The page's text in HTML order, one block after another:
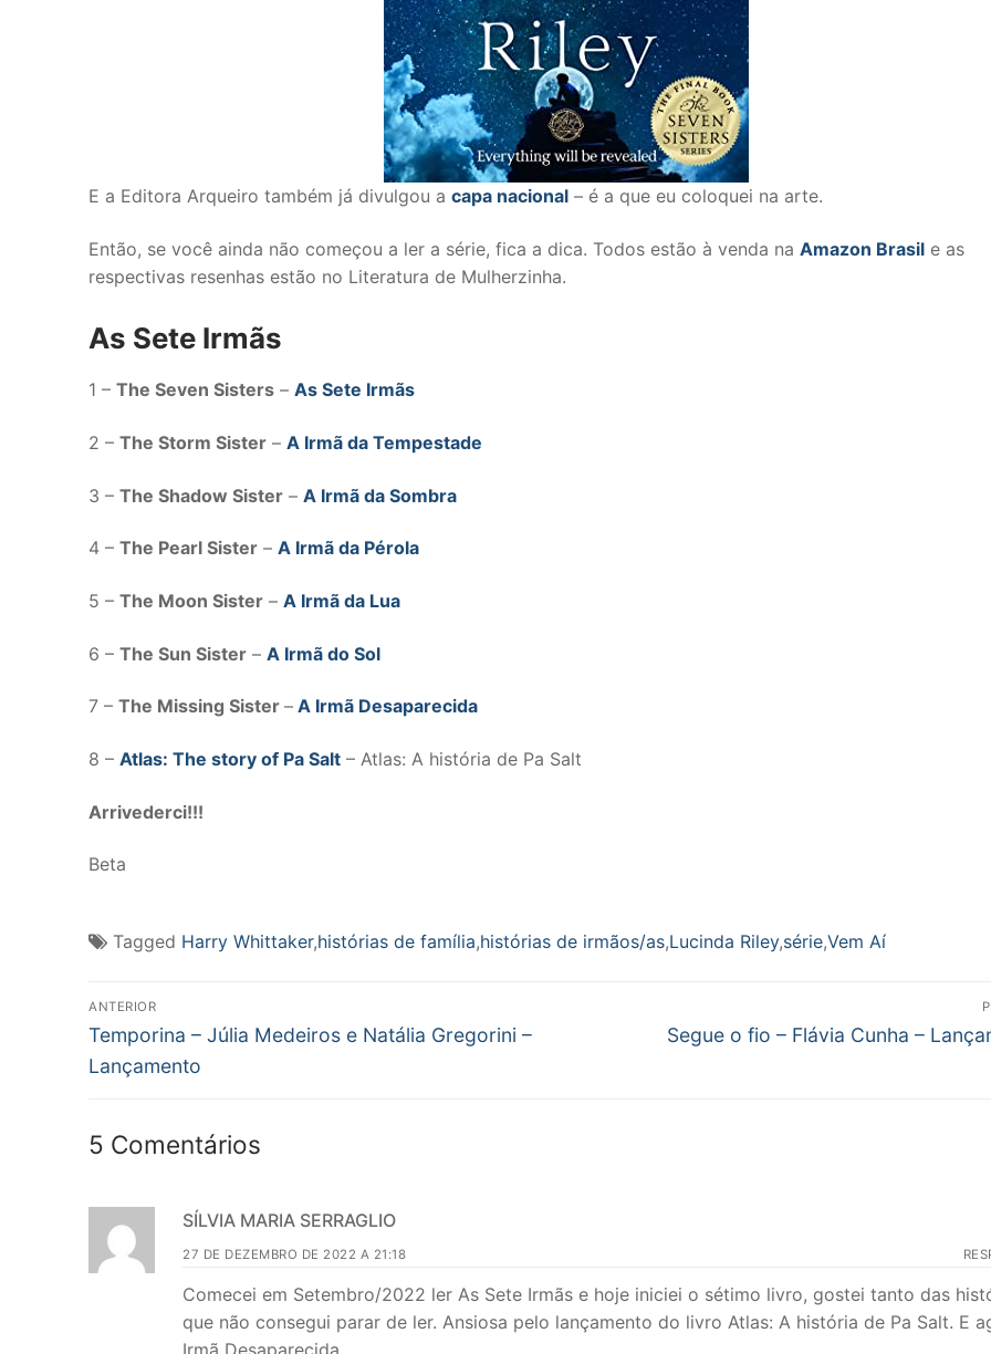
E a Editora Arqueiro também já divulgou a capa nacional – é a que eu coloquei na arte.
Então, se você ainda não começou a ler a série, fica a dica. Todos estão à venda na Amazon Brasil e as
respectivas resenhas estão no Literatura de Mulherzinha.
As Sete Irmãs
1 – The Seven Sisters – As Sete Irmãs
2 – The Storm Sister – A Irmã da Tempestade
3 – The Shadow Sister – A Irmã da Sombra
4 – The Pearl Sister – A Irmã da Pérola
5 – The Moon Sister – A Irmã da Lua
6 – The Sun Sister – A Irmã do Sol
7 – The Missing Sister – A Irmã Desaparecida
8 – Atlas: The story of Pa Salt – Atlas: A história de Pa Salt
Arrivederci!!!
Beta
Tagged Harry Whittaker,histórias de família,histórias de irmãos/as,Lucinda Riley,série,Vem Aí
Navegação
de
Post
ANTERIOR
Post
anterior:
Temporina – Júlia Medeiros e Natália Gregorini –
Lançamento
Próximo
Segue o fio – Flávia Cunha –
5 Comentários
SÍLVIA MARIA SERRAGLIO
27 DE DEZEMBRO DE 2022 A 21:18
Comecei em Setembro/2022 ler As Sete Irmãs e hoje iniciei o sétimo livro, gostei tanto das
que não consegui parar de ler. Ansiosa pelo lançamento do livro Atlas: A história de Pa Salt. E
Irmã Desaparecida.